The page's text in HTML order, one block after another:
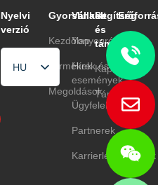
Nyelvi
verzió
HU
EN
Gyorslinkek
Kezdőlap
Termékek
Megoldások
Vállalat
Yonyouról
Hírek és
események
Ügyfelek
Partnerek
Karrierlehetőségek
Segítség
és
támogatás
Kapcsolat
Támogatás
GYIK